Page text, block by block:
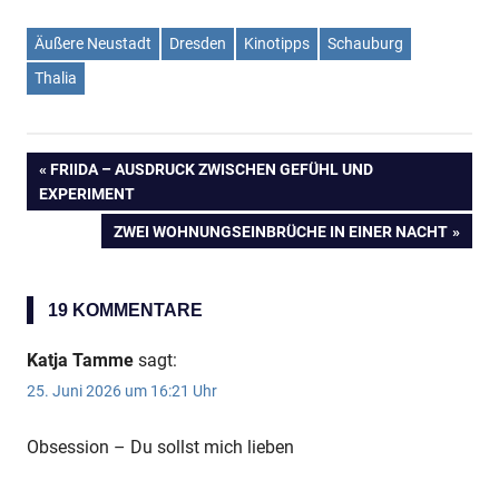
Äußere Neustadt Dresden Kinotipps
Schauburg
Thalia
Beitragsnavigation
VORHERIGER
BEITRAG:
FRIIDA – AUSDRUCK ZWISCHEN GEFÜHL UND
EXPERIMENT
NÄCHSTER
ZWEI WOHNUNGSEINBRÜCHE IN EINER NACHT
19 KOMMENTARE
Katja Tamme sagt:
25. Juni 2026 um 16:21 Uhr
Obsession – Du sollst mich lieben